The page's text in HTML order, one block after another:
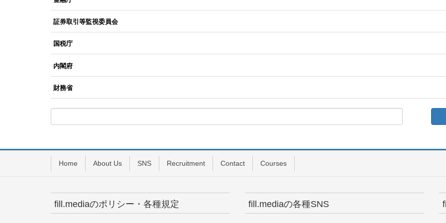
証券取引等監視委員会
国税庁
内閣府
財務省
Home About Us SNS Recruitment Contact Courses
fill.mediaのポリシー・各種規定 fill.mediaの各種SNS